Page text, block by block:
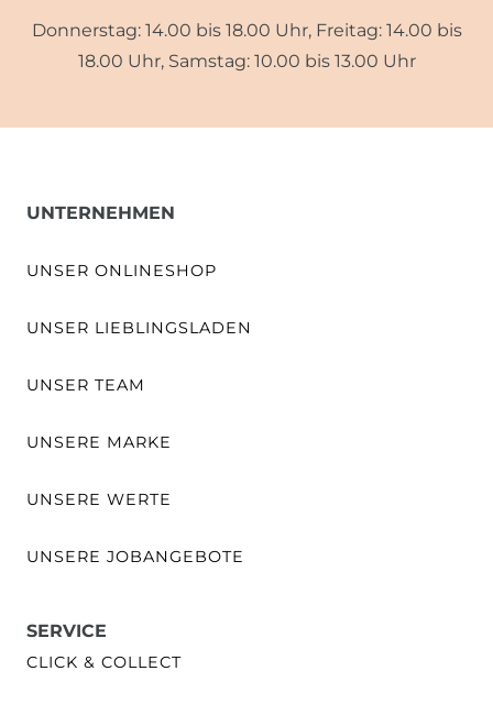
Donnerstag: 14.00 bis 18.00 Uhr, Freitag: 14.00 bis
18.00 Uhr, Samstag: 10.00 bis 13.00 Uhr
UNTERNEHMEN
UNSER ONLINESHOP
UNSER LIEBLINGSLADEN
UNSER TEAM
UNSERE MARKE
UNSERE WERTE
UNSERE JOBANGEBOTE
SERVICE
CLICK & COLLECT